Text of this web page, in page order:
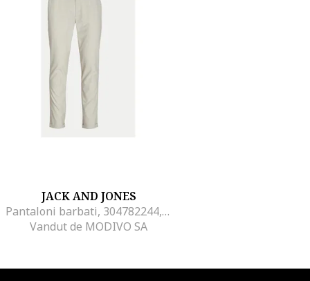
JACK AND JONES
Pantaloni barbati, 304782244, Poliester/Viscoza, Bej, Bej
Vandut de MODIVO SA